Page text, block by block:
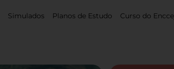
Simulados Planos de Estudo Curso do